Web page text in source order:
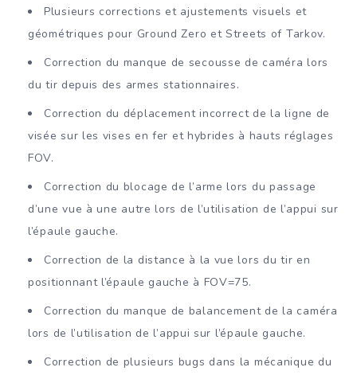
Plusieurs corrections et ajustements visuels et
géométriques pour Ground Zero et Streets of Tarkov.
Correction du manque de secousse de caméra lors
du tir depuis des armes stationnaires.
Correction du déplacement incorrect de la ligne de
visée sur les vises en fer et hybrides à hauts réglages
FOV.
Correction du blocage de l’arme lors du passage
d’une vue à une autre lors de l’utilisation de l’appui sur
l’épaule gauche.
Correction de la distance à la vue lors du tir en
positionnant l’épaule gauche à FOV=75.
Correction du manque de balancement de la caméra
lors de l’utilisation de l’appui sur l’épaule gauche.
Correction de plusieurs bugs dans la mécanique du